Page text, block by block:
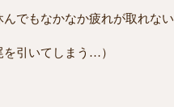
んでもなかなか疲れが取れない
を引いてしまう…）